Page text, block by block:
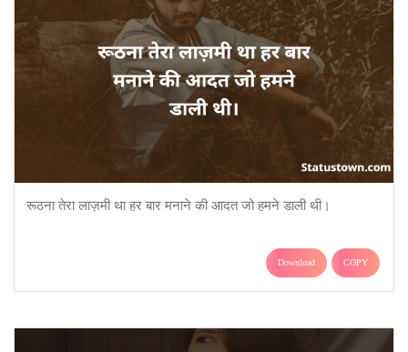
रूठना तेरा लाज़मी था हर बार मनाने की आदत जो हमने डाली थी।
Download COPY